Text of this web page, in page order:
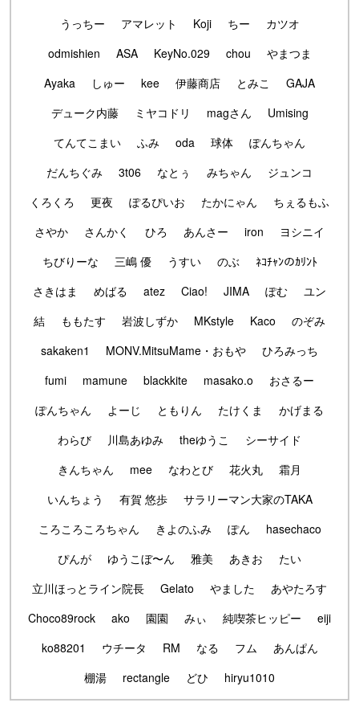
うっちー アマレット Koji ちー
カツオ
odmishien
ASA KeyNo.029 chou
やまつま
Ayaka
しゅー kee 伊藤商店 とみこ
GAJA
デューク内藤
ミヤコドリ magさん
Umising
てんてこまい
ふみ oda 球体
ぽんちゃん
だんちぐみ
3t06 なとぅ みちゃん
ジュンコ
くろくろ
更夜 ぽるぴいお たかにゃん
ちぇるもふ
さやか
さんかく ひろ あんさー iron
ヨシニイ
ちびりーな
三嶋 優 うすい のぶ
ﾈｺﾁｬﾝのｶﾘﾝﾄ
さきはま
めばる atez Ciao! JIMA ぽむ
ユン
結
ももたす 岩波しずか MKstyle Kaco
のぞみ
sakaken1
MONV.MitsuMame・おもや
ひろみっち
fumi
mamune blackkite masako.o
おさるー
ぽんちゃん
よーじ ともりん たけくま
かげまる
わらび
川島あゆみ theゆうこ
シーサイド
きんちゃん
mee なわとび 花火丸
霜月
いんちょう
有賀 悠歩
サラリーマン大家のTAKA
ころころころちゃん
きよのふみ ぽん
hasechaco
ぴんが
ゆうこぼ〜ん 雅美 あきお
たい
立川ほっとライン院長
Gelato やました
あやたろす
Choco89rock
ako 園園 みぃ 純喫茶ヒッピー
eiji
ko88201
ウチータ RM なる フム
あんぱん
棚湯
rectangle どひ hiryu1010